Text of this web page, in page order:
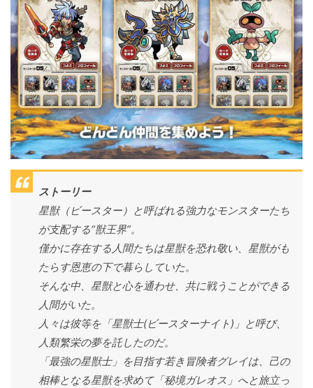
ストーリー
星獣（ビースター）と呼ばれる強力なモンスターたち
が支配する“獣王界”。
僅かに存在する人間たちは星獣を恐れ敬い、星獣がも
たらす恩恵の下で暮らしていた。
そんな中、星獣と心を通わせ、共に戦うことができる
人間がいた。
人々は彼等を「星獣士(ビースターナイト)」と呼び、
人類繁栄の夢を託したのだ。
「最強の星獣士」を目指す若き冒険者グレイは、己の
相棒となる星獣を求めて「秘境ガレオス」へと旅立っ